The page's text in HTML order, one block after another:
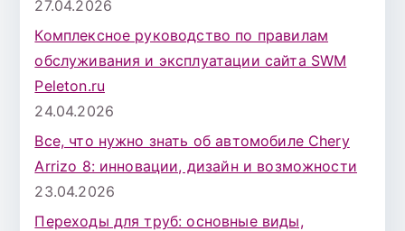
27.04.2026
Комплексное руководство по правилам
обслуживания и эксплуатации сайта SWM
Peleton.ru
24.04.2026
Все, что нужно знать об автомобиле Chery
Arrizo 8: инновации, дизайн и возможности
23.04.2026
Переходы для труб: основные виды,